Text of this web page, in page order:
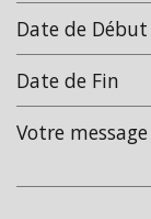
École
École